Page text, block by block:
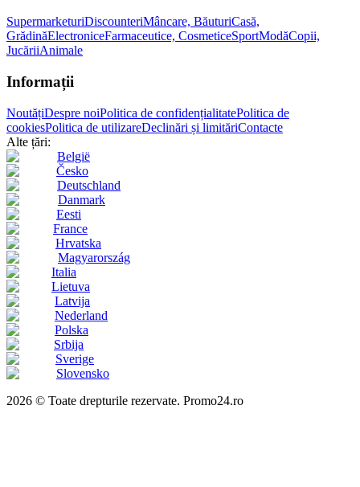
SupermarketuriDiscounteriMâncare, BăuturiCasă,
GrădinăElectroniceFarmaceutice, CosmeticeSportModăCopii,
JucăriiAnimale
Informații
NoutățiDespre noiPolitica de confidențialitatePolitica de
cookiesPolitica de utilizareDeclinări și limităriContacte
Alte țări:
België
Česko
Deutschland
Danmark
Eesti
France
Hrvatska
Magyarország
Italia
Lietuva
Latvija
Nederland
Polska
Srbija
Sverige
Slovensko
2026 © Toate drepturile rezervate. Promo24.ro